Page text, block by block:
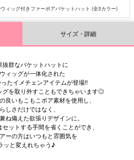
ィッグ付きファーボアバケットハット (全3カラー)
サイズ・詳細
抜群なバケットハットに
ィッグが一体化された
たイメチェンアイテムが登場!!
グを取り外すこともできちゃいます◎
良いもこもこボア素材を使用し、
しさだけではなく、
ね備えた欲張りデザインに。
ットする手間を省くことができ、
ーの方はいつもと雰囲気を
ッと変えれちゃう♪